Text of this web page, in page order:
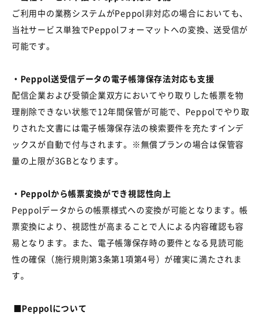
ご利用中の業務システムがPeppol非対応の場合においても、
当社サービス単独でPeppol フォーマットへの変換、送受信が
可能です。
・Peppol送受信データの電子帳簿保存法対応も支援
配信企業および受領企業双方においてやり取りした帳票を物
理削除できない状態で12年間保管が可能で、 Peppolでやり取
りされた文書には電子帳簿保存法の検索要件を充たすインデ
ックスが自動で付与されます。 ※無償プランの場合は保管容
量の上限が3GBとなります。
・Peppolから帳票変換ができ視認性向上
Peppolデータからの帳票様式への変換が可能となります。帳
票変換により、視認性が高まることで人による内容確認も容
易となります。また、電子帳簿保存時の要件となる見読可能
性の確保（施行規則第3条第1 項第4号）が確実に満たされま
す。
■Peppolについて